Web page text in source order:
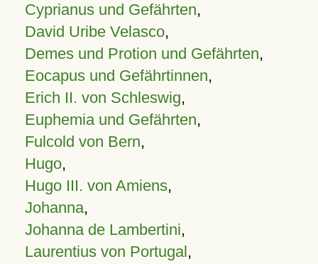
Cyprianus und Gefährten,
David Uribe Velasco,
Demes und Protion und Gefährten,
Eocapus und Gefährtinnen,
Erich II. von Schleswig,
Euphemia und Gefährten,
Fulcold von Bern,
Hugo,
Hugo III. von Amiens,
Johanna,
Johanna de Lambertini,
Laurentius von Portugal,